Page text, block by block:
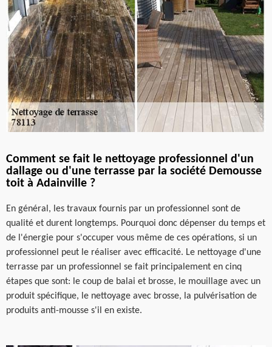
Comment se fait le nettoyage professionnel d'un
dallage ou d'une terrasse par la société Demousse
toit à Adainville ?
En général, les travaux fournis par un professionnel sont de
qualité et durent longtemps. Pourquoi donc dépenser du temps et
de l'énergie pour s'occuper vous même de ces opérations, si un
professionnel peut le réaliser avec efficacité. Le nettoyage d'une
terrasse par un professionnel se fait principalement en cinq
étapes que sont: le coup de balai et brosse, le mouillage avec un
produit spécifique, le nettoyage avec brosse, la pulvérisation de
produits anti-mousse s'il en existe.